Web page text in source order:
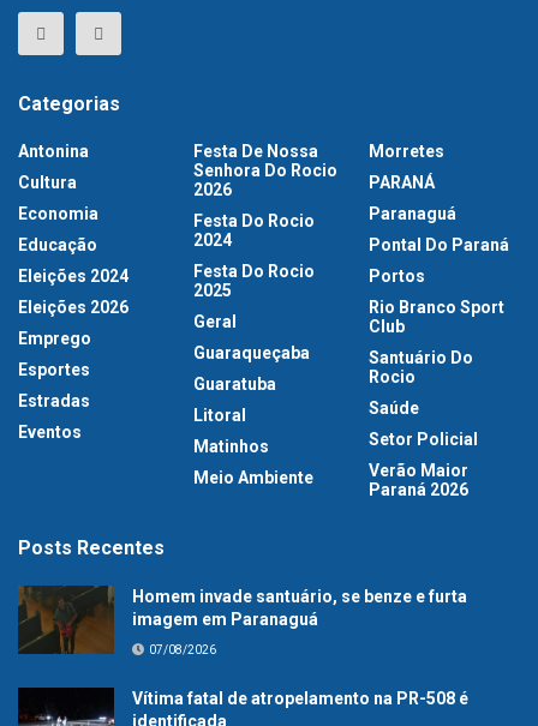
Categorias
Antonina
Cultura
Economia
Educação
Eleições 2024
Eleições 2026
Emprego
Esportes
Estradas
Eventos
Festa De Nossa
Senhora Do Rocio
2026
Festa Do Rocio
2024
Festa Do Rocio
2025
Geral
Guaraqueçaba
Guaratuba
Litoral
Matinhos
Meio Ambiente
Morretes
PARANÁ
Paranaguá
Pontal Do Paraná
Portos
Rio Branco Sport
Club
Santuário Do
Rocio
Saúde
Setor Policial
Verão Maior
Paraná 2026
Posts Recentes
Homem invade santuário, se benze e furta
imagem em Paranaguá
07/08/2026
Vítima fatal de atropelamento na PR-508 é
identificada